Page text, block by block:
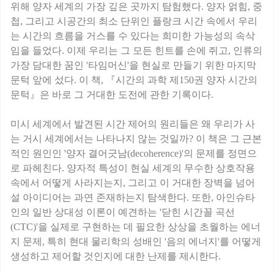
위해 양자 세계의 가장 깊은 곳까지 탐험했다. 양자 얽힘, 중
첩, 그리고 시공간의 최소 단위인 플랑크 시간 속에서 우리
는 시간의 흐름을 거스를 수 있다는 희미한 가능성의 속삭
임을 들었다. 이제 우리는 그 모든 힌트를 손에 쥐고, 인류의
가장 담대한 꿈인 '타임머신'을 현실로 만들기 위한 마지막
문턱 앞에 섰다. 이 책, 『시간의 과학 제150권 양자 시간의
문턱』은 바로 그 거대한 도전에 관한 기록이다.
미시 세계에서 발견된 시간 제어의 원리들은 왜 우리가 사
는 거시 세계에서는 나타나지 않는 것일까? 이 책은 그 근본
적인 원인인 '양자 결어긋남(decoherence)'의 문제를 정면으
로 파헤친다. 양자적 특성이 현실 세계의 무수한 상호작용
속에서 어떻게 사라지는지, 그리고 이 거대한 장벽을 넘어
설 아이디어는 과연 존재하는지 탐색한다. 또한, 아인슈타
인의 일반 상대성 이론이 예견하는 '닫힌 시간꼴 곡선
(CTC)'을 실제로 구현하는 데 필요한 상상을 초월하는 에너
지 문제, 특히 현대 물리학의 성배인 '음의 에너지'를 어떻게
생성하고 제어할 것인지에 대한 난제를 제시한다.